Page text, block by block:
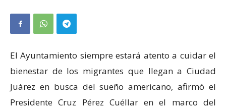
El Ayuntamiento siempre estará atento a cuidar el
bienestar de los migrantes que llegan a Ciudad
Juárez en busca del sueño americano, afirmó el
Presidente Cruz Pérez Cuéllar en el marco del